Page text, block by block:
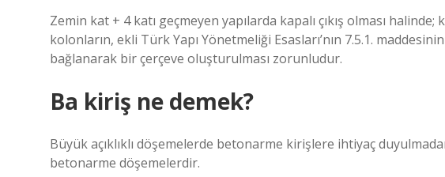
Zemin kat + 4 katı geçmeyen yapılarda kapalı çıkış olması
kolonların, ekli Türk Yapı Yönetmeliği Esasları’nın 7.5.1.
bağlanarak bir çerçeve oluşturulması zorunludur.
Ba kiriş ne demek?
Büyük açıklıklı döşemelerde betonarme kirişlere ihtiyaç
betonarme döşemelerdir.